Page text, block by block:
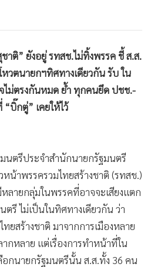
าติ” ยังอยู่ รทสช.ไม่ทิ้งพรรค ชี้ ส.ส.
วตนายกฯทิศทางเดียวกัน รับ ใน
ไม่ตรงกันหมด ย้ำ ทุกคนยึด ปชช.-
บิ๊กตู่” เคยให้ไว้
นตรีประจำสำนักนายกรัฐมนตรี
น้าพรรครวมไทยสร้างชาติ (รทสช.)
ลายกลุ่มในพรรคที่อาจจะเสียงแตก
ตรี ไม่เป็นในทิศทางเดียวกัน ว่า
ยสร้างชาติ มาจากการเมืองหลาย
กหลาย แต่เรื่องการทำหน้าที่ใน
อกนายกรัฐมนตรีนั้น ส.ส.ทั้ง 36 คน